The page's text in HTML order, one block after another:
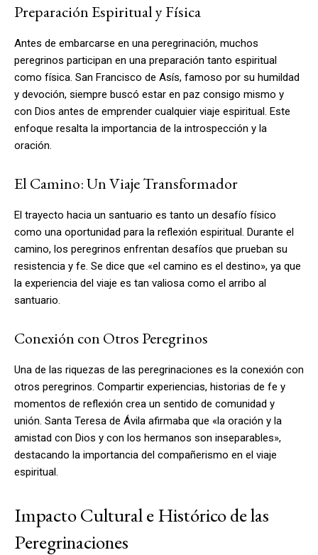
Preparación Espiritual y Física
Antes de embarcarse en una peregrinación, muchos
peregrinos participan en una preparación tanto espiritual
como física. San Francisco de Asís, famoso por su humildad
y devoción, siempre buscó estar en paz consigo mismo y
con Dios antes de emprender cualquier viaje espiritual. Este
enfoque resalta la importancia de la introspección y la
oración.
El Camino: Un Viaje Transformador
El trayecto hacia un santuario es tanto un desafío físico
como una oportunidad para la reflexión espiritual. Durante el
camino, los peregrinos enfrentan desafíos que prueban su
resistencia y fe. Se dice que «el camino es el destino», ya que
la experiencia del viaje es tan valiosa como el arribo al
santuario.
Conexión con Otros Peregrinos
Una de las riquezas de las peregrinaciones es la conexión con
otros peregrinos. Compartir experiencias, historias de fe y
momentos de reflexión crea un sentido de comunidad y
unión. Santa Teresa de Ávila afirmaba que «la oración y la
amistad con Dios y con los hermanos son inseparables»,
destacando la importancia del compañerismo en el viaje
espiritual.
Impacto Cultural e Histórico de las
Peregrinaciones